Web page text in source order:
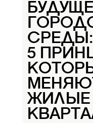
СРЕДЫ:
5
ЖИЛЫЕ